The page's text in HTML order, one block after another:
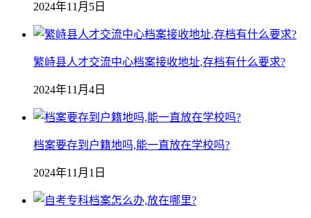
2024年11月5日
繁峙县人才交流中心档案接收地址,存档有什么要求?
2024年11月4日
档案要存到户籍地吗,能一直放在学校吗?
2024年11月1日